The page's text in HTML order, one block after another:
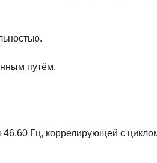
путём.
Гц, коррелирующей с